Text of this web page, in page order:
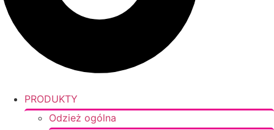
PRODUKTY
Odzież ogólna